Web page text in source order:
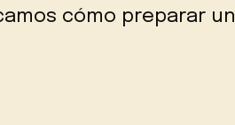
cómo preparar un